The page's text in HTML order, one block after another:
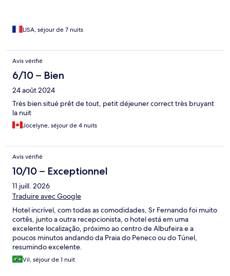
LISA, séjour de 7 nuits
Avis vérifié
6/10 – Bien
24 août 2024
Très bien situé prêt de tout, petit déjeuner correct très bruyant
la nuit
Jocelyne, séjour de 4 nuits
Avis vérifié
10/10 – Exceptionnel
11 juill. 2026
Traduire avec Google
Hotel incrível, com todas as comodidades, Sr Fernando foi muito
cortês, junto a outra recepcionista, o hotel está em uma
excelente localização, próximo ao centro de Albufeira e a
poucos minutos andando da Praia do Peneco ou do Túnel,
resumindo excelente.
Vil, séjour de 1 nuit